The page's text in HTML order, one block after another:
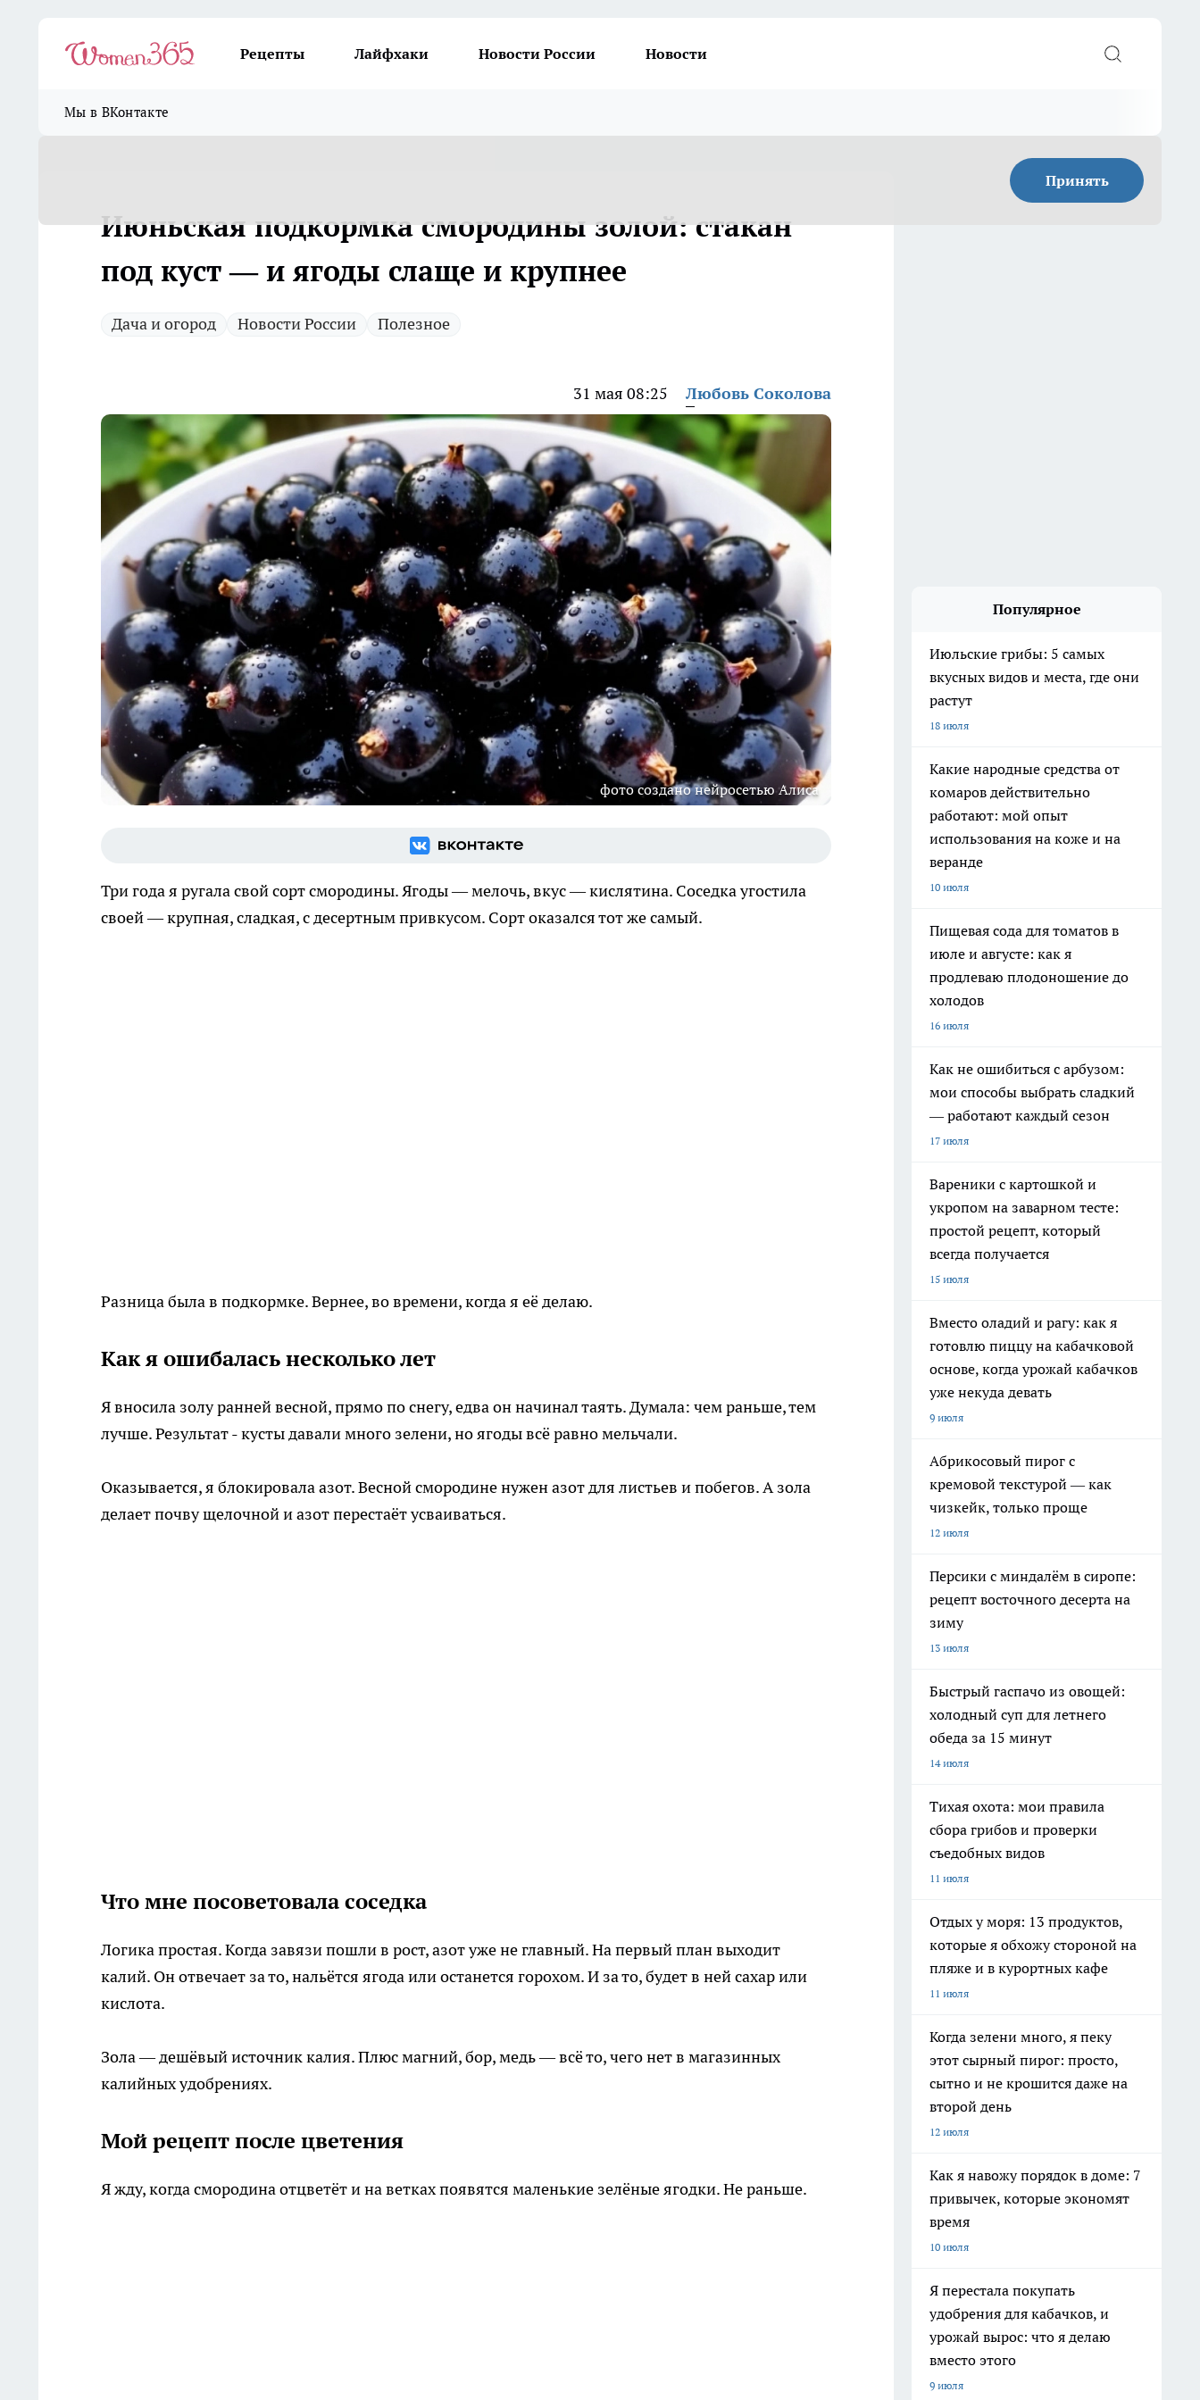
Рецепты Лайфхаки Новости России Новости
Мы в ВКонтакте
Принять
Июньская подкормка смородины золой: стакан
под куст — и ягоды слаще и крупнее
Дача и огород Новости России Полезное
31 мая 08:25 Любовь Соколова
фото создано нейросетью Алиса
Три года я ругала свой сорт смородины. Ягоды — мелочь, вкус — кислятина. Соседка угостила
своей — крупная, сладкая, с десертным привкусом. Сорт оказался тот же самый.
Разница была в подкормке. Вернее, во времени, когда я её делаю.
Как я ошибалась несколько лет
Я вносила золу ранней весной, прямо по снегу, едва он начинал таять. Думала: чем раньше, тем
лучше. Результат - кусты давали много зелени, но ягоды всё равно мельчали.
Оказывается, я блокировала азот. Весной смородине нужен азот для листьев и побегов. А зола
делает почву щелочной и азот перестаёт усваиваться.
Что мне посоветовала соседка
Логика простая. Когда завязи пошли в рост, азот уже не главный. На первый план выходит
калий. Он отвечает за то, нальётся ягода или останется горохом. И за то, будет в ней сахар или
кислота.
Зола — дешёвый источник калия. Плюс магний, бор, медь — всё то, чего нет в магазинных
калийных удобрениях.
Мой рецепт после цветения
Я жду, когда смородина отцветёт и на ветках появятся маленькие зелёные ягодки. Не раньше.
Популярное
Июльские грибы: 5 самых
вкусных видов и места, где они
растут
18 июля
Какие народные средства от
комаров действительно
работают: мой опыт
использования на коже и на
веранде
10 июля
Пищевая сода для томатов в
июле и августе: как я
продлеваю плодоношение до
холодов
16 июля
Как не ошибиться с арбузом:
мои способы выбрать сладкий
— работают каждый сезон
17 июля
Вареники с картошкой и
укропом на заварном тесте:
простой рецепт, который
всегда получается
15 июля
Вместо оладий и рагу: как я
готовлю пиццу на кабачковой
основе, когда урожай кабачков
уже некуда девать
9 июля
Абрикосовый пирог с
кремовой текстурой — как
чизкейк, только проще
12 июля
Персики с миндалём в сиропе:
рецепт восточного десерта на
зиму
13 июля
Быстрый гаспачо из овощей:
холодный суп для летнего
обеда за 15 минут
14 июля
Тихая охота: мои правила
сбора грибов и проверки
съедобных видов
11 июля
Отдых у моря: 13 продуктов,
которые я обхожу стороной на
пляже и в курортных кафе
11 июля
Когда зелени много, я пеку
этот сырный пирог: просто,
сытно и не крошится даже на
второй день
12 июля
Как я навожу порядок в доме: 7
привычек, которые экономят
время
10 июля
Я перестала покупать
удобрения для кабачков, и
урожай вырос: что я делаю
вместо этого
9 июля